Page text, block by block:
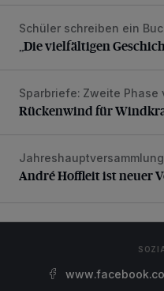
„Die vielfältigen
Schüler schreiben ein
„Die vielfältigen
Rückenwind für Windkraft
Sparbriefe: Zweite Phase
Rückenwind für
André Hoffleit ist neuer
André Hoffleit ist neuer